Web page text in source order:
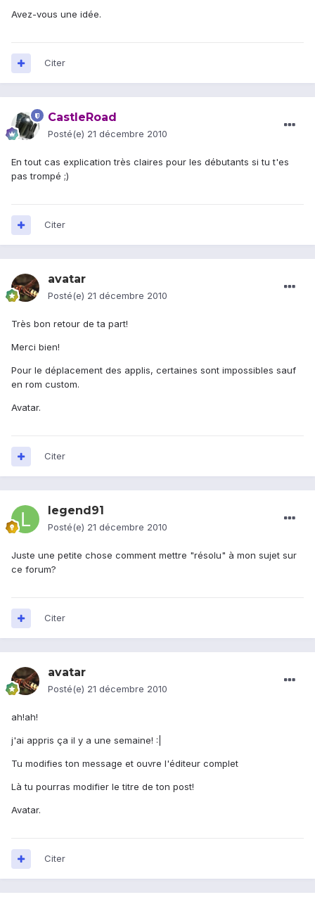
Avez-vous une idée.
Citer
CastleRoad
Posté(e) 21 décembre 2010
En tout cas explication très claires pour les débutants si tu t'es
pas trompé ;)
Citer
avatar
Posté(e) 21 décembre 2010
Très bon retour de ta part!
Merci bien!
Pour le déplacement des applis, certaines sont impossibles sauf
en rom custom.
Avatar.
Citer
legend91
Posté(e) 21 décembre 2010
Juste une petite chose comment mettre "résolu" à mon sujet sur
ce forum?
Citer
avatar
Posté(e) 21 décembre 2010
ah!ah!
j'ai appris ça il y a une semaine! :|
Tu modifies ton message et ouvre l'éditeur complet
Là tu pourras modifier le titre de ton post!
Avatar.
Citer